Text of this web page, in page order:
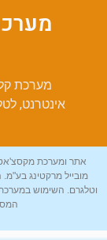
מערכת
אינטרנט,
אתר ומערכת
מובייל מרקטינג
וטלגרם. השימוש